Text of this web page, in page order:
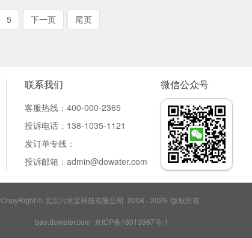
5 下一页 尾页
联系我们
客服热线：400-000-2365
投诉电话：138-1035-1121
发订单专线：
投诉邮箱：admin@dowater.com
微信公众号
CopyRight © 北京污水宝科技有限公司 2008 - 2026 版权所有
bao.dowater.com 京ICP备18013967号-1